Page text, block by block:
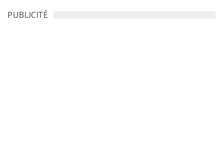
PUBLICITÉ